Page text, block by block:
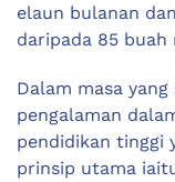
elaun bulanan
daripada 85 buah
Dalam masa
pengalaman
pendidikan tinggi
prinsip utama